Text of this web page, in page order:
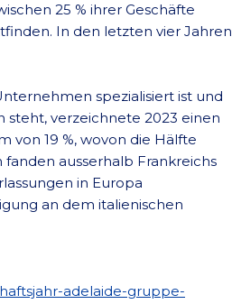
25 % ihrer Geschäfte
In den letzten vier Jahren
spezialisiert ist und
steht, verzeichnete 2023 einen
von 19 %, wovon die Hälfte
ausserhalb Frankreichs
in Europa
an dem italienischen
adelaide-gruppe-